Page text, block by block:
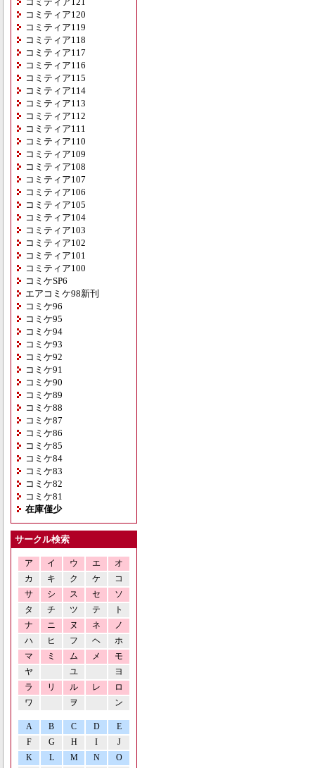
コミティア120
コミティア119
コミティア118
コミティア117
コミティア116
コミティア115
コミティア114
コミティア113
コミティア112
コミティア111
コミティア110
コミティア109
コミティア108
コミティア107
コミティア106
コミティア105
コミティア104
コミティア103
コミティア102
コミティア101
コミティア100
コミケSP6
エアコミケ98新刊
コミケ96
コミケ95
コミケ94
コミケ93
コミケ92
コミケ91
コミケ90
コミケ89
コミケ88
コミケ87
コミケ86
コミケ85
コミケ84
コミケ83
コミケ82
コミケ81
在庫僅少
サークル検索
ア イ ウ エ
オ
カ
キ ク ケ
コ
サ
シ ス セ
ソ
タ
チ ツ テ
ト
ナ
ニ ヌ ネ
ノ
ハ
ヒ フ ヘ
ホ
マ
ミ ム メ
モ
ヤ
ユ
ヨ
ラ
リ ル レ
ロ
ワ
ヲ ン
A B C D
E
F
G H I
J
K
L M N O